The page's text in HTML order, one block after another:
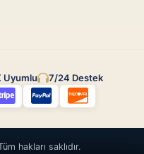
Uyumlu 7/24 Destek
hakları saklıdır.